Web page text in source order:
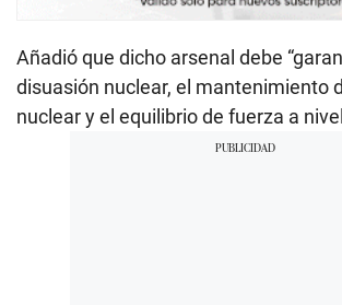
Añadió que dicho arsenal debe
disuasión nuclear, el mantenimiento
nuclear y el equilibrio de fuerza a